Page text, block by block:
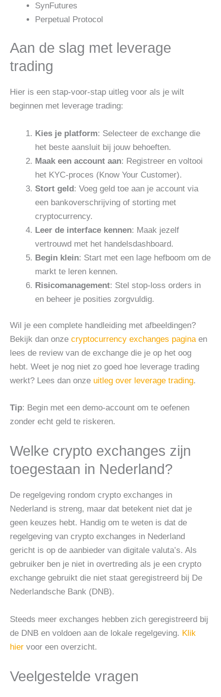
SynFutures
Perpetual Protocol
Aan de slag met leverage
trading
Hier is een stap-voor-stap uitleg voor als je wilt
beginnen met leverage trading:
Kies je platform: Selecteer de exchange die
het beste aansluit bij jouw behoeften.
Maak een account aan: Registreer en voltooi
het KYC-proces (Know Your Customer).
Stort geld: Voeg geld toe aan je account via
een bankoverschrijving of storting met
cryptocurrency.
Leer de interface kennen: Maak jezelf
vertrouwd met het handelsdashboard.
Begin klein: Start met een lage hefboom om de
markt te leren kennen.
Risicomanagement: Stel stop-loss orders in
en beheer je posities zorgvuldig.
Wil je een complete handleiding met afbeeldingen?
Bekijk dan onze cryptocurrency exchanges paginaen
lees de review van de exchange die je op het oog
hebt. Weet je nog niet zo goed hoe leverage trading
werkt? Lees dan onze uitleg over leverage trading.
Tip: Begin met een demo-account om te oefenen
zonder echt geld te riskeren.
Welke crypto exchanges zijn
toegestaan in Nederland?
De regelgeving rondom crypto exchanges in
Nederland is streng, maar dat betekent niet dat je
geen keuzes hebt. Handig om te weten is dat de
regelgeving van crypto exchanges in Nederland
gericht is op de aanbieder van digitale valuta’s. Als
gebruiker ben je niet in overtreding als je een crypto
exchange gebruikt die niet staat geregistreerd bij De
Nederlandsche Bank (DNB).
Steeds meer exchanges hebben zich geregistreerd bij
de DNB en voldoen aan de lokale regelgeving. Klik
hier voor een overzicht.
Veelgestelde vragen